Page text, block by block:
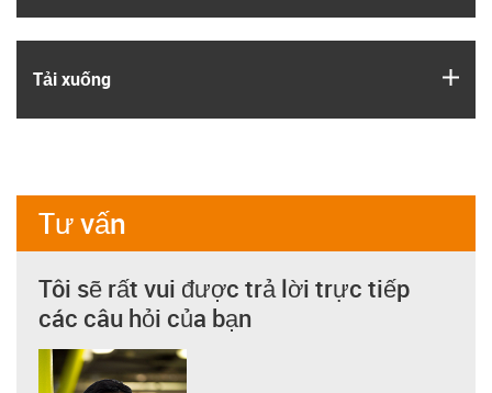
Tải xuống
Tư vấn
Tôi sẽ rất vui được trả lời trực tiếp
các câu hỏi của bạn